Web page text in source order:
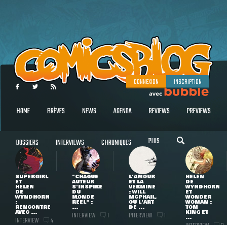
CONNEXION INSCRIPTION
HOME BRÈVES NEWS AGENDA REVIEWS PREVIEWS
DOSSIERS INTERVIEWS CHRONIQUES PLUS
SUPERGIRL
ET
HELEN
DE
WYNDHORN
:
RENCONTRE
AVEC ...
INTERVIEW 4
"CHAQUE
AUTEUR
S'INSPIRE
DU
MONDE
RÉEL" :
...
INTERVIEW 1
L'AMOUR
ET LA
VERMINE
: WILL
MCPHAIL,
OU L'ART
DE ...
INTERVIEW 1
HELEN
DE
WYNDHORN
ET
WONDER
WOMAN :
TOM
KING ET
...